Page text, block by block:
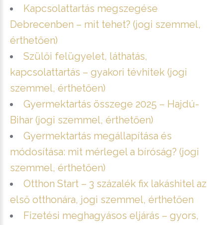
Kapcsolattartás megszegése
Debrecenben – mit tehet? (jogi szemmel,
érthetően)
Szülői felügyelet, láthatás,
kapcsolattartás – gyakori tévhitek (jogi
szemmel, érthetően)
Gyermektartás összege 2025 – Hajdú-
Bihar (jogi szemmel, érthetően)
Gyermektartás megállapítása és
módosítása: mit mérlegel a bíróság? (jogi
szemmel, érthetően)
Otthon Start – 3 százalék fix lakáshitel az
első otthonára, jogi szemmel, érthetően
Fizetési meghagyásos eljárás – gyors,